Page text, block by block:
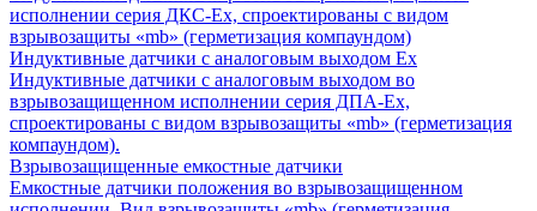
исполнении серия ДКС-Ех, спроектированы с видом
взрывозащиты «mb» (герметизация компаундом)
Индуктивные датчики с аналоговым выходом Ех
Индуктивные датчики с аналоговым выходом во
взрывозащищенном исполнении серия ДПА-Ех,
спроектированы с видом взрывозащиты «mb» (герметизация
компаундом).
Взрывозащищенные емкостные датчики
Емкостные датчики положения во взрывозащищенном